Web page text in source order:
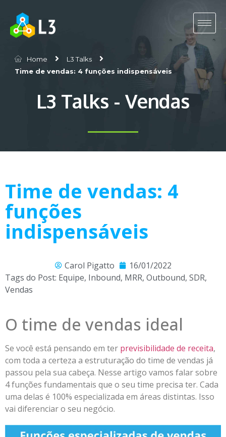
Home
L3 Talks
Time de vendas: 4 funções indispensáveis
L3 Talks - Vendas
Time de vendas: 4
funções
indispensáveis
Carol Pigatto
16/01/2022
Tags do Post: Equipe, Inbound, MRR, Outbound, SDR,
Vendas
O time de vendas ideal
Se você está pensando em ter previsibilidade de receita,
com toda a certeza a estruturação do time de vendas já
passou pela sua cabeça. Nesse artigo vamos falar sobre
4 funções fundamentais que o seu time precisa ter. Cada
uma delas é 100% especializada em áreas distintas. Isso
vai diferenciar o seu negócio.